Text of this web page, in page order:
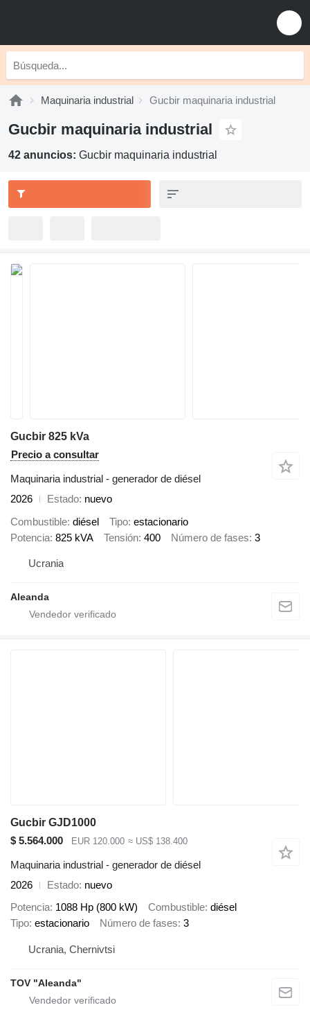
Maquinaria industrial Gucbir maquinaria industrial
Gucbir maquinaria industrial
42 anuncios: Gucbir maquinaria industrial
Gucbir 825 kVa
Precio a consultar
Maquinaria industrial - generador de diésel
2026
Estado nuevo
Combustible diésel Tipo estacionario
Potencia 825 kVA Tensión 400 Número de fases 3
Ucrania
Aleanda
Gucbir GJD1000
$ 5.564.000
EUR 120.000 ≈ US$ 138.400
Maquinaria industrial - generador de diésel
2026
Estado nuevo
Potencia 1088 Hp (800 kW) Combustible diésel
Tipo estacionario Número de fases 3
Ucrania, Chernivtsi
TOV "Aleanda"